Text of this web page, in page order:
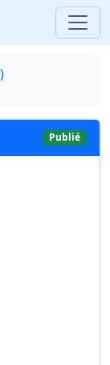
Publié